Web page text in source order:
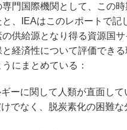
門国際機関として、この
、IEAはこのレポートで
供給源となり得る資源国
経済性について評価でき
にまとめている：
ーに関して人類が直面し
でなく、脱炭素化の困難